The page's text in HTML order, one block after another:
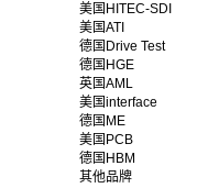
美国HITEC-SDI
美国ATI
德国Drive Test
德国HGE
英国AML
美国interface
德国ME
美国PCB
德国HBM
其他品牌